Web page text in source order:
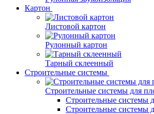
Картон
Листовой картон
Рулонный картон
Тарный склеенный
Строительные системы
Строительные системы для
Строительные системы
Строительные системы